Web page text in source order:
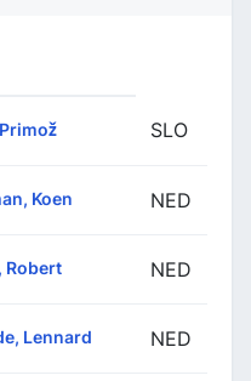
SLO
Koen NED
Robert NED
Lennard NED